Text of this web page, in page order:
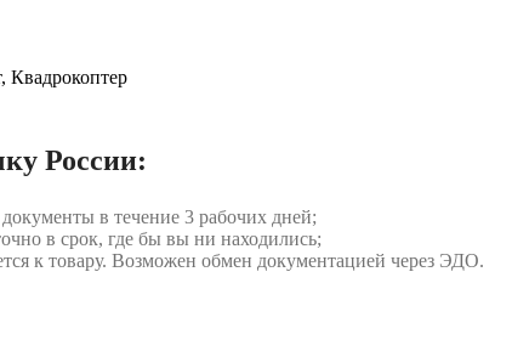
Квадрокоптер
России:
в течение 3 рабочих дней;
в срок, где бы вы ни находились;
к товару. Возможен обмен документацией через ЭДО.